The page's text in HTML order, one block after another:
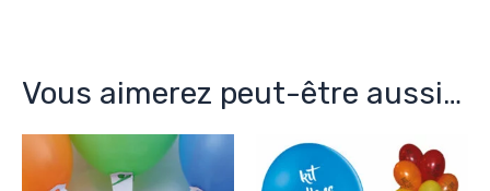
Vous aimerez peut-être aussi…